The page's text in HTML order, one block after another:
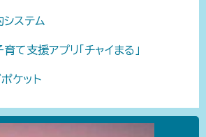
ステム
て支援アプリ「チャイまる」
ケット